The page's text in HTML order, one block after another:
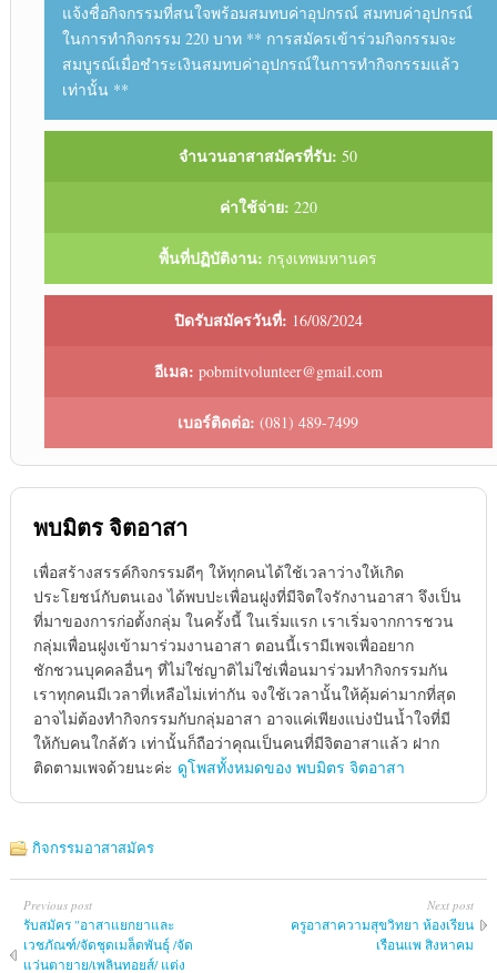
แจ้งชื่อกิจกรรมที่สนใจพร้อมสมทบค่าอุปกรณ์ สมทบค่าอุปกรณ์
ในการทำกิจกรรม 220 บาท ** การสมัครเข้าร่วมกิจกรรมจะ
สมบูรณ์เมื่อชำระเงินสมทบค่าอุปกรณ์ในการทำกิจกรรมแล้ว
เท่านั้น **
จำนวนอาสาสมัครที่รับ: 50
ค่าใช้จ่าย: 220
พื้นที่ปฏิบัติงาน: กรุงเทพมหานคร
ปิดรับสมัครวันที่: 16/08/2024
อีเมล: pobmitvolunteer@gmail.com
เบอร์ติดต่อ: (081) 489-7499
พบมิตร จิตอาสา
เพื่อสร้างสรรค์กิจกรรมดีๆ ให้ทุกคนได้ใช้เวลาว่างให้เกิด
ประโยชน์กับตนเอง ได้พบปะเพื่อนฝูงที่มีจิตใจรักงานอาสา จึงเป็น
ที่มาของการก่อตั้งกลุ่ม ในครั้งนี้ ในเริ่มแรก เราเริ่มจากการชวน
กลุ่มเพื่อนฝูงเข้ามาร่วมงานอาสา ตอนนี้เรามีเพจเพื่ออยาก
ชักชวนบุคคลอื่นๆ ที่ไม่ใช่ญาติไม่ใช่เพื่อนมาร่วมทำกิจกรรมกัน
เราทุกคนมีเวลาที่เหลือไม่เท่ากัน จงใช้เวลานั้นให้คุ้มค่ามากที่สุด
อาจไม่ต้องทำกิจกรรมกับกลุ่มอาสา อาจแค่เพียงแบ่งปันน้ำใจที่มี
ให้กับคนใกล้ตัว เท่านั้นก็ถือว่าคุณเป็นคนที่มีจิตอาสาแล้ว ฝาก
ติดตามเพจด้วยนะค่ะ ดูโพสทั้งหมดของ พบมิตร จิตอาสา
กิจกรรมอาสาสมัคร
Previous post
รับสมัคร "อาสาแยกยาและ
เวชภัณฑ์/จัดชุดเมล็ดพันธ์ุ /จัด
แว่นตายาย/เพลินทอยส์/ แต่ง
Next post
ครูอาสาความสุขวิทยา ห้องเรียน
เรือนแพ สิงหาคม